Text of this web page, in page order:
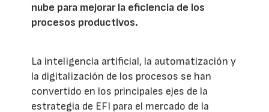
nube para mejorar la eficiencia de los
procesos productivos.
La inteligencia artificial, la automatización y
la digitalización de los procesos se han
convertido en los principales ejes de la
estrategia de EFI para el mercado de la